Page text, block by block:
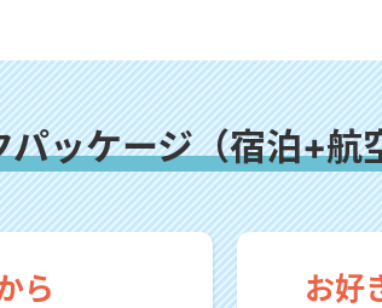
パッケージ（宿泊+航
ら
お好